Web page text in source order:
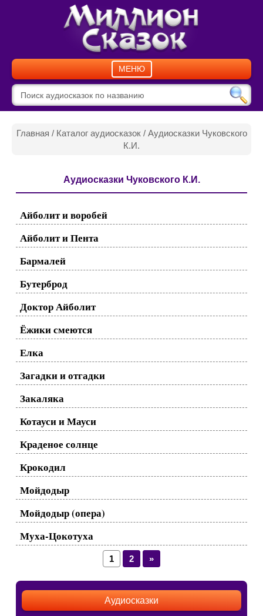
МЕНЮ
Главная / Каталог аудиосказок/ Аудиосказки Чуковского
К.И.
Аудиосказки Чуковского К.И.
Айболит и воробей
Айболит и Пента
Бармалей
Бутерброд
Доктор Айболит
Ёжики смеются
Елка
Загадки и отгадки
Закаляка
Котауси и Мауси
Краденое солнце
Крокодил
Мойдодыр
Мойдодыр (опера)
Муха-Цокотуха
1 2 »
Аудиосказки